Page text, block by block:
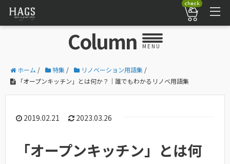
check
Column MENU
ホーム / 特集 / リノベーション用語集 /
「オープンキッチン」とは何か？｜誰でもわかるリノベ用語集
2019.02.21 2023.03.26
「オープンキッチン」とは何